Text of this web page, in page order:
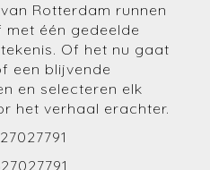
Rotterdam runnen
één gedeelde
Of het nu gaat
een blijvende
en selecteren elk
het verhaal erachter.